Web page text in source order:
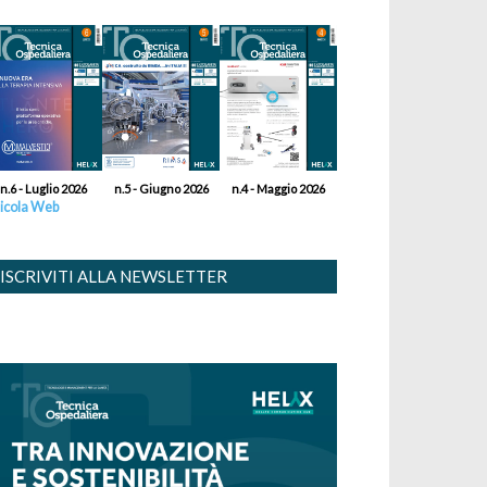
n.6 - Luglio 2026 n.5 - Giugno 2026 n.4 - Maggio 2026
Web
ISCRIVITI ALLA NEWSLETTER